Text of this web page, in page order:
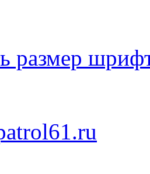
размер